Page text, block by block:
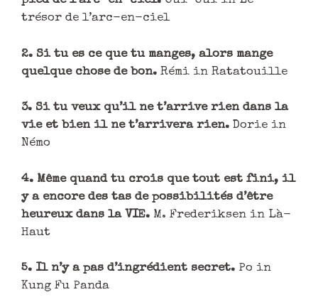
trésor de l’arc-en-ciel
2. Si tu es ce que tu manges, alors mange
quelque chose de bon. Rémi in Ratatouille
3. Si tu veux qu’il ne t’arrive rien dans la
vie et bien il ne t’arrivera rien. Dorie in
Némo
4. Même quand tu crois que tout est fini, il
y a encore des tas de possibilités d’être
heureux dans la VIE. M. Frederiksen in Là-
Haut
5. Il n’y a pas d’ingrédient secret. Po in
Kung Fu Panda